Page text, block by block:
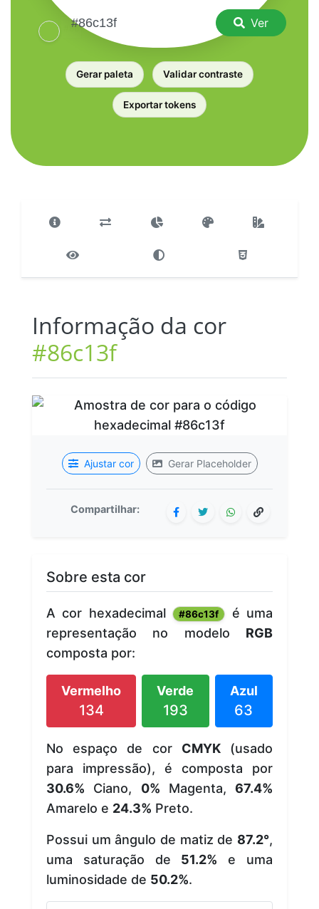
Ver
Gerar paleta Validar contraste
Exportar tokens
Informação da cor
#86c13f
Ajustar cor Gerar Placeholder
Compartilhar:
Sobre esta cor
A cor hexadecimal #86c13f
é uma
representação no modelo RGB
composta por:
Vermelho
134
Verde
193
Azul
63
No espaço de cor CMYK(usado
para impressão), é composta por
30.6% Ciano, 0% Magenta, 67.4%
Amarelo e 24.3% Preto.
Possui um ângulo de matiz de 87.2°,
uma saturação de 51.2% e uma
luminosidade de 50.2%.